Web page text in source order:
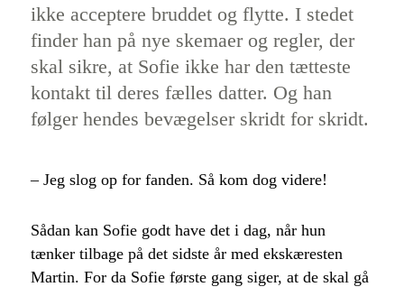
ikke acceptere bruddet og flytte. I stedet
finder han på nye skemaer og regler, der
skal sikre, at Sofie ikke har den tætteste
kontakt til deres fælles datter. Og han
følger hendes bevægelser skridt for skridt.
– Jeg slog op for fanden. Så kom dog videre!
Sådan kan Sofie godt have det i dag, når hun
tænker tilbage på det sidste år med ekskæresten
Martin. For da Sofie første gang siger, at de skal gå